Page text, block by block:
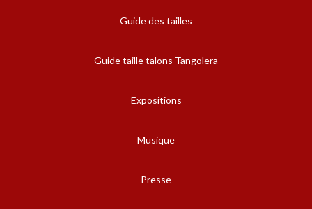
Guide des tailles
Guide taille talons Tangolera
Expositions
Musique
Presse